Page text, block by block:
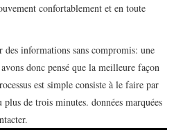
confortablement et en toute
des informations sans compromis: une
donc pensé que la meilleure façon
est simple consiste à le faire par
de trois minutes. données marquées